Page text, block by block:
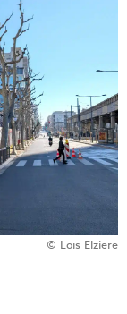
© Loïs Elziere